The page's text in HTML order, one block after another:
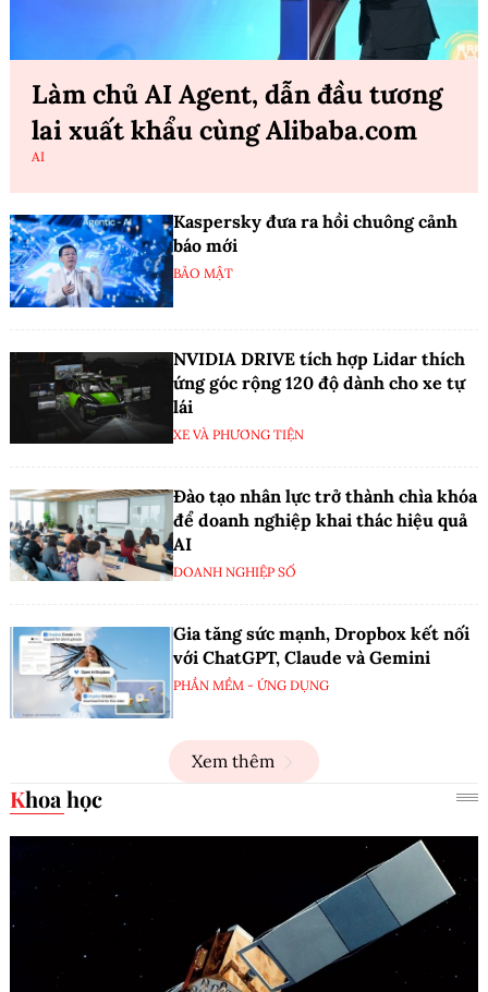
Làm chủ AI Agent, dẫn đầu tương
lai xuất khẩu cùng Alibaba.com
AI
Kaspersky đưa ra hồi chuông cảnh
báo mới
BẢO MẬT
NVIDIA DRIVE tích hợp Lidar thích
ứng góc rộng 120 độ dành cho xe tự
lái
XE VÀ PHƯƠNG TIỆN
Đào tạo nhân lực trở thành chìa khóa
để doanh nghiệp khai thác hiệu quả
AI
DOANH NGHIỆP SỐ
Gia tăng sức mạnh, Dropbox kết nối
với ChatGPT, Claude và Gemini
PHẦN MỀM - ỨNG DỤNG
Xem thêm
Khoa học